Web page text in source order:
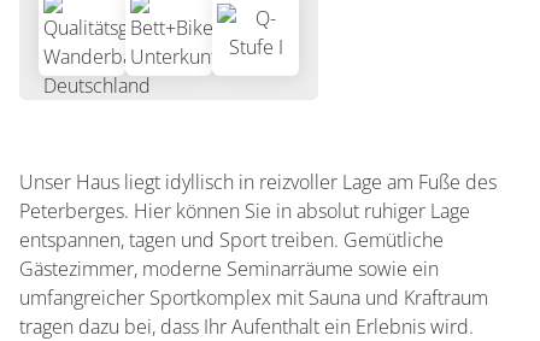
Unser Haus liegt idyllisch in reizvoller Lage am Fuße des
Peterberges. Hier können Sie in absolut ruhiger Lage
entspannen, tagen und Sport treiben. Gemütliche
Gästezimmer, moderne Seminarräume sowie ein
umfangreicher Sportkomplex mit Sauna und Kraftraum
tragen dazu bei, dass Ihr Aufenthalt ein Erlebnis wird.